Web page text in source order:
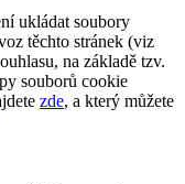
ukládat soubory
těchto stránek (viz
na základě tzv.
souborů cookie
zde, a který můžete